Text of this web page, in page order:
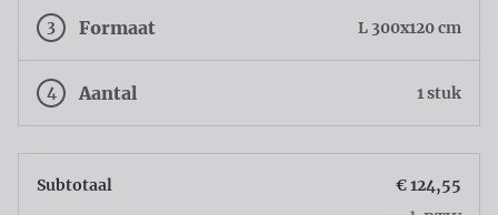
3 Formaat L 300x120 cm
4 Aantal 1 stuk
Subtotaal
€ 124,55